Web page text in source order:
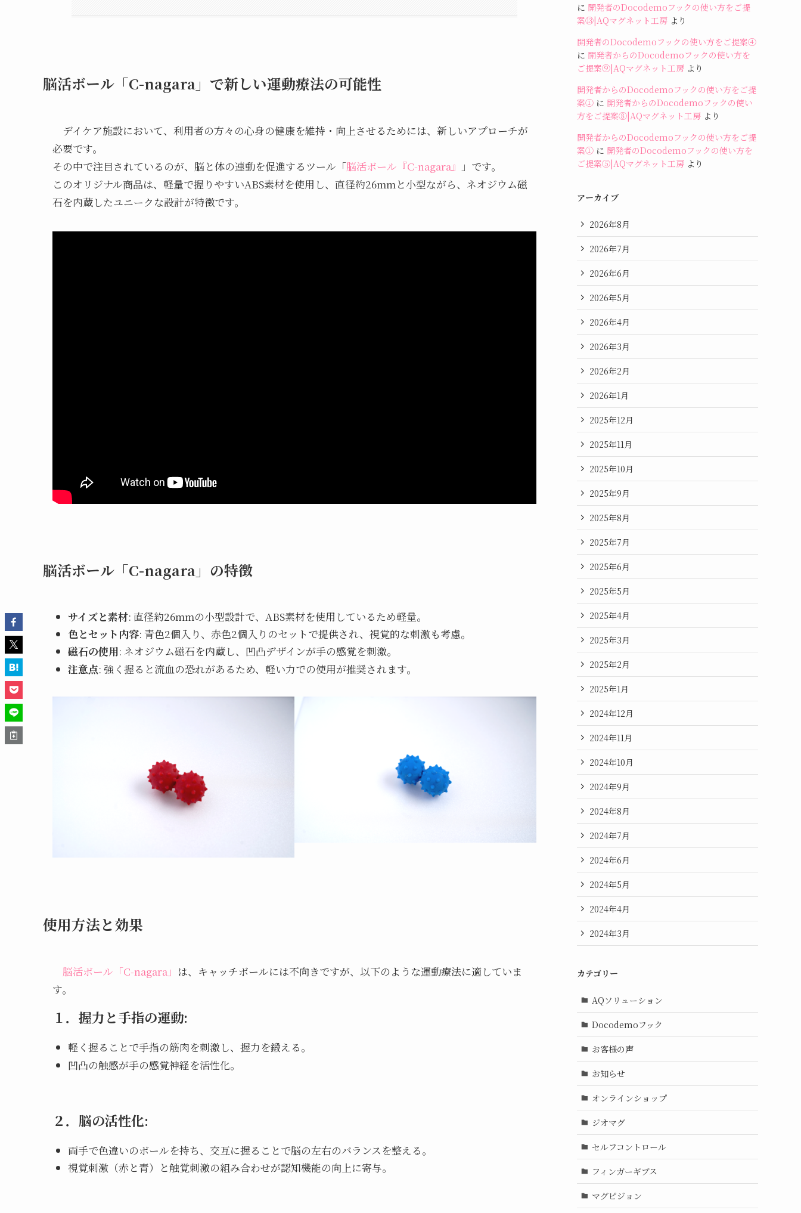
脳活ボール「C-nagara」で新しい運動療法の可能性
デイケア施設において、利用者の方々の心身の健康を維持・向上させるためには、新しいアプローチが
必要です。
その中で注目されているのが、脳と体の連動を促進するツール「脳活ボール『C-nagara』 」です。
このオリジナル商品は、軽量で握りやすいABS素材を使用し、直径約26mmと小型ながら、ネオジウム磁
石を内蔵したユニークな設計が特徴です。
脳活ボール「C-nagara」の特徴
サイズと素材: 直径約26mmの小型設計で、ABS素材を使用しているため軽量。
色とセット内容: 青色2個入り、赤色2個入りのセットで提供され、視覚的な刺激も考慮。
磁石の使用: ネオジウム磁石を内蔵し、凹凸デザインが手の感覚を刺激。
注意点: 強く握ると流血の恐れがあるため、軽い力での使用が推奨されます。
使用方法と効果
脳活ボール「C-nagara」 は、キャッチボールには不向きですが、以下のような運動療法に適していま
す。
１． 握力と手指の運動:
軽く握ることで手指の筋肉を刺激し、握力を鍛える。
凹凸の触感が手の感覚神経を活性化。
２． 脳の活性化:
両手で色違いのボールを持ち、交互に握ることで脳の左右のバランスを整える。
視覚刺激（赤と青）と触覚刺激の組み合わせが認知機能の向上に寄与。
に 開発者のDocodemoフックの使い方をご提
案⑬|AQマグネット工房 より
開発者のDocodemoフックの使い方をご提案④
に 開発者からのDocodemoフックの使い方を
ご提案⑨|AQマグネット工房 より
開発者からのDocodemoフックの使い方をご提
案① に 開発者からのDocodemoフックの使い
方をご提案⑧|AQマグネット工房 より
開発者からのDocodemoフックの使い方をご提
案① に 開発者のDocodemoフックの使い方を
ご提案⑤|AQマグネット工房 より
アーカイブ
2026年8月
2026年7月
2026年6月
2026年5月
2026年4月
2026年3月
2026年2月
2026年1月
2025年12月
2025年11月
2025年10月
2025年9月
2025年8月
2025年7月
2025年6月
2025年5月
2025年4月
2025年3月
2025年2月
2025年1月
2024年12月
2024年11月
2024年10月
2024年9月
2024年8月
2024年7月
2024年6月
2024年5月
2024年4月
2024年3月
カテゴリー
AQソリューション
Docodemoフック
お客様の声
お知らせ
オンラインショップ
ジオマグ
セルフコントロール
フィンガーギブス
マグピジョン